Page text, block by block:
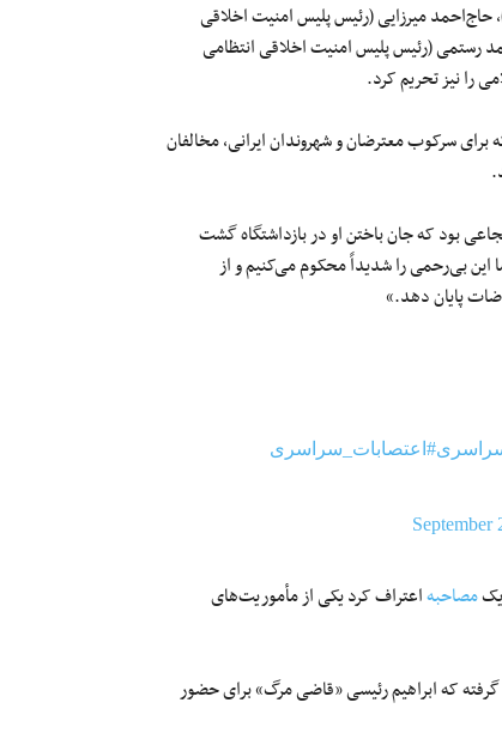
حاج‌احمد میرزایی (رئیس پلیس امنیت اخلاقی
رستمی (رئیس پلیس امنیت اخلاقی انتظامی
را نیز تحریم کرد.
برای سرکوب معترضان و شهروندان ایرانی، مخالفان
بود که جان باختن او در بازداشتگاه گشت
این بی‌رحمی را شدیداً محکوم می‌کنیم و از
پایان دهد.»
#اعتصابات_سراسری
September
مصاحبهاعتراف کرد یکی از مأموریت‌های
که ابراهیم رئیسی «قاضی مرگ» برای حضور